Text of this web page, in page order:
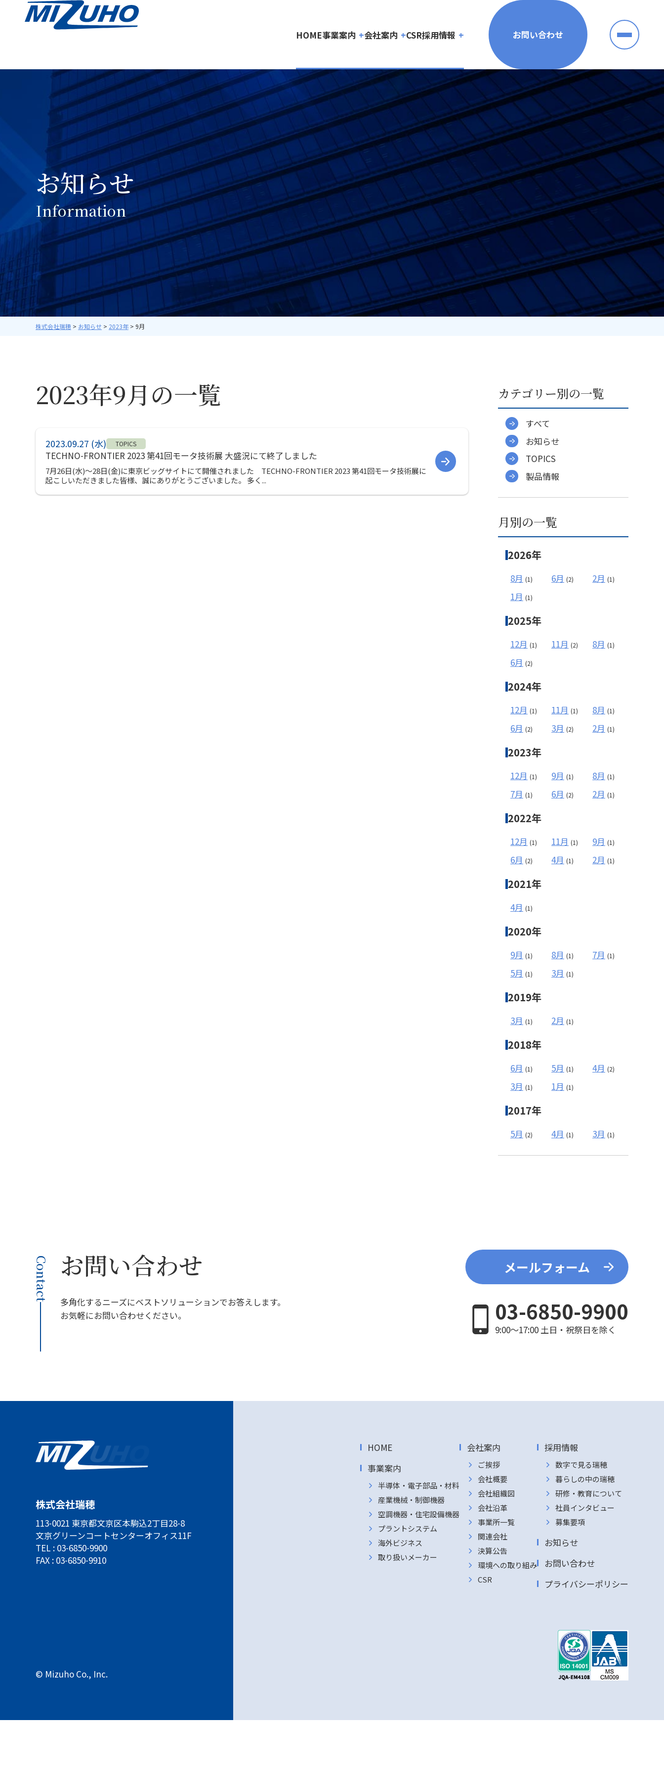
HOME事業案内 会社案内 CSR採用情報 お問い合わせ
お知らせ
Information
株式会社瑞穂 > お知らせ > 2023年> 9月
2023年9月の一覧
2023.09.27 (水) TOPICS
TECHNO-FRONTIER 2023 第41回モータ技術展 大盛況にて終了しました
7月26日(水)～28日(金)に東京ビッグサイトにて開催されました TECHNO-FRONTIER 2023 第41回モータ技術展に
起こしいただきました皆様、誠にありがとうございました。 多く...
カテゴリー別の一覧
すべて
お知らせ
TOPICS
製品情報
月別の一覧
2026年
8月 (1) 6月 (2) 2月 (1)
1月 (1)
2025年
12月 (1) 11月 (2) 8月 (1)
6月 (2)
2024年
12月 (1) 11月 (1) 8月 (1)
6月 (2) 3月 (2) 2月 (1)
2023年
12月 (1) 9月 (1) 8月 (1)
7月 (1) 6月 (2) 2月 (1)
2022年
12月 (1) 11月 (1) 9月 (1)
6月 (2) 4月 (1) 2月 (1)
2021年
4月 (1)
2020年
9月 (1) 8月 (1) 7月 (1)
5月 (1) 3月 (1)
2019年
3月 (1) 2月 (1)
2018年
6月 (1) 5月 (1) 4月 (2)
3月 (1) 1月 (1)
2017年
5月 (2) 4月 (1) 3月 (1)
お問い合わせ
Contact
多角化するニーズにベストソリューションでお答えします。
お気軽にお問い合わせください。
メールフォーム
03-6850-9900
9:00～17:00 土日・祝祭日を除く
株式会社瑞穂
113-0021 東京都文京区本駒込2丁目28-8
文京グリーンコートセンターオフィス11F
TEL : 03-6850-9900
FAX : 03-6850-9910
HOME
事業案内
半導体・電子部品・材料
産業機械・制御機器
空調機器・住宅設備機器
プラントシステム
海外ビジネス
取り扱いメーカー
会社案内
ご挨拶
会社概要
会社組織図
会社沿革
事業所一覧
関連会社
決算公告
環境への取り組み
CSR
採用情報
数字で見る瑞穂
暮らしの中の瑞穂
研修・教育について
社員インタビュー
募集要項
お知らせ
お問い合わせ
プライバシーポリシー
© Mizuho Co., Inc.